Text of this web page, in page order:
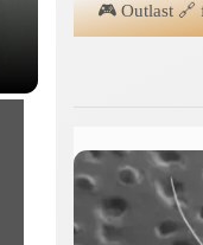
🎮 Outlast 🔗